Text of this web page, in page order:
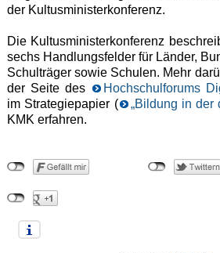
der Kultusministerkonferenz.
Die Kultusministerkonferenz
sechs Handlungsfelder für Länder,
Schulträger sowie Schulen. Mehr
der Seite des
Hochschulforums
im Strategiepapier (
„Bildung in der
KMK erfahren.